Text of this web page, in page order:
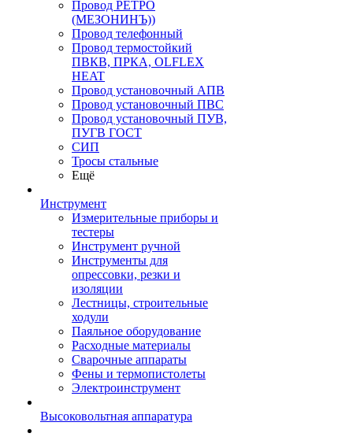
Провод РЕТРО
(МЕЗОНИНЪ))
Провод телефонный
Провод термостойкий
ПВКВ, ПРКА, OLFLEX
HEAT
Провод установочный АПВ
Провод установочный ПВС
Провод установочный ПУВ,
ПУГВ ГОСТ
СИП
Тросы стальные
Ещё
Инструмент
Измерительные приборы и
тестеры
Инструмент ручной
Инструменты для
опрессовки, резки и
изоляции
Лестницы, строительные
ходули
Паяльное оборудование
Расходные материалы
Сварочные аппараты
Фены и термопистолеты
Электроинструмент
Высоковольтная аппаратура